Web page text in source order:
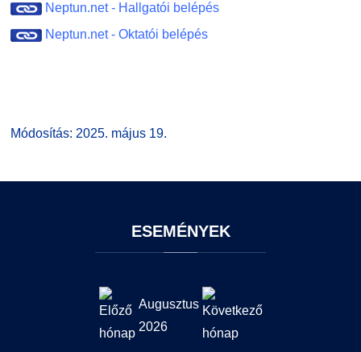
Neptun.net - Hallgatói belépés
Neptun.net - Oktatói belépés
Módosítás: 2025. május 19.
ESEMÉNYEK
Augusztus
2026